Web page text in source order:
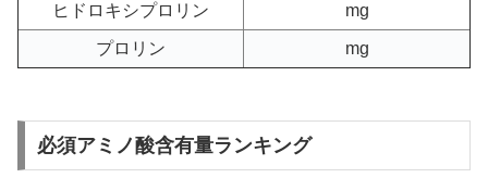
ヒドロキシプロリン mg
プロリン mg
必須アミノ酸含有量ランキング